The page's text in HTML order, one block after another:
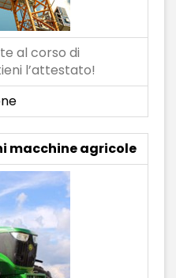
al corso di
l’attestato!
macchine agricole